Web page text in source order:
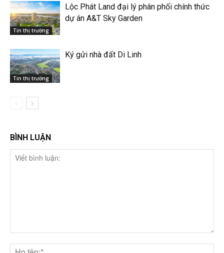
Tin thị trường
Lộc Phát Land đại lý phân phối chính thức
dự án A&T Sky Garden
Tin thị trường
Ký gửi nhà đất Di Linh
BÌNH LUẬN